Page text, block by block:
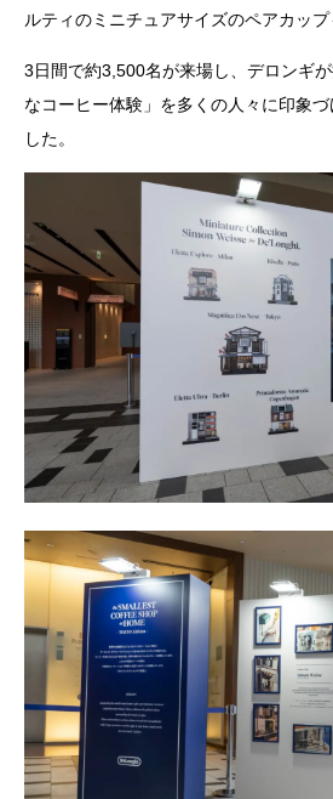
ルティのミニチュアサイズのペアカップ
3日間で約3,500名が来場し、デロンギ
なコーヒー体験」を多くの人々に印象
した。